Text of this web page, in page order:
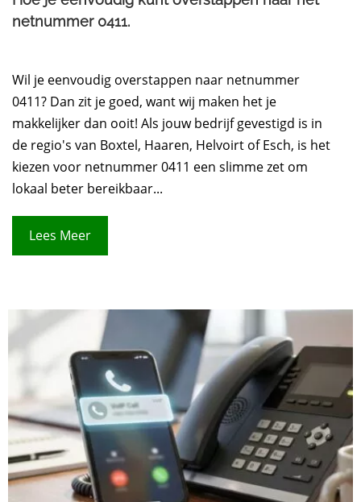
netnummer 0411.​
Wil je eenvoudig overstappen naar netnummer
0411? Dan zit je goed, want wij maken het je
makkelijker dan ooit! Als jouw bedrijf gevestigd is in
de regio's van Boxtel, Haaren, Helvoirt of Esch, is het
kiezen voor netnummer 0411 een slimme zet om
lokaal beter bereikbaar...
Lees Meer